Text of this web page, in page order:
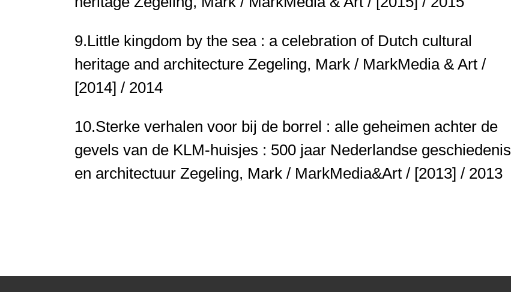
9.Little kingdom by the sea : a celebration of Dutch cultural
heritage and architecture Zegeling, Mark / MarkMedia & Art /
[2014] / 2014
10.Sterke verhalen voor bij de borrel : alle geheimen achter de
gevels van de KLM-huisjes : 500 jaar Nederlandse geschiedenis
en architectuur Zegeling, Mark / MarkMedia&Art / [2013] / 2013